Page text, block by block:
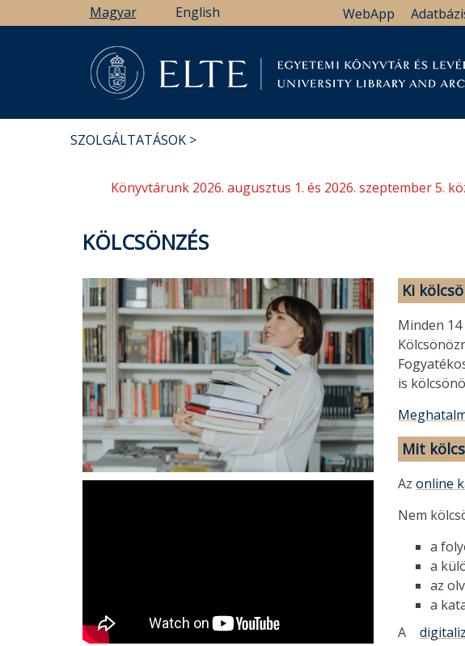
a
Magyar English WebApp
SZOLGÁLTATÁSOK
Könyvtárunk 2026. augusztus 1. és 2026. szeptember 5.
KÖLCSÖNZÉS
Ki
Minden
is
Mit
Az online
Nem
a
a
az
a
A